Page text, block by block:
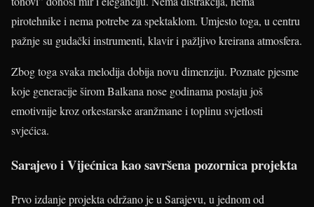
pirotehnike i nema potrebe za spektaklom. Umjesto toga, u centru
pažnje su gudački instrumenti, klavir i pažljivo kreirana atmosfera.
Zbog toga svaka melodija dobija novu dimenziju. Poznate pjesme
koje generacije širom Balkana nose godinama postaju još
emotivnije kroz orkestarske aranžmane i toplinu svjetlosti
svjećica.
Sarajevo i Vijećnica kao savršena pozornica projekta
Prvo izdanje projekta održano je u Sarajevu, u jednom od